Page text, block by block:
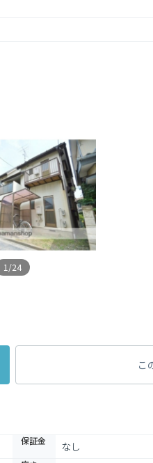
1/24
こ
保証金 なし